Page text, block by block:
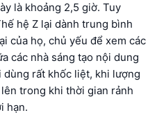
là khoảng 2,5 giờ. Tuy
hệ Z lại dành trung bình
của họ, chủ yếu để xem các
các nhà sáng tạo nội dung
rất khốc liệt, khi lượng
trong khi thời gian rảnh
hạn.